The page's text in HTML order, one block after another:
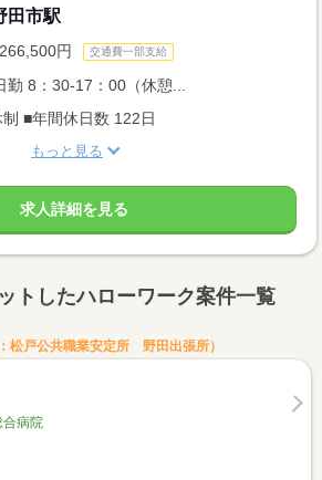
田市駅
円 交通費一部支給
8：30-17：00（休憩...
■年間休日数 122日
もっと見る
求人詳細を見る
トしたハローワーク案件一覧
松戸公共職業安定所 野田出張所）
病院